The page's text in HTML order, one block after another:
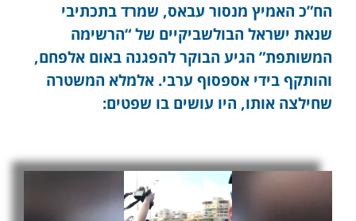
הח”כ האמיץ מנסור עבאס, שמרד בתכתיבי
שנאת ישראל הבולשביקיים של “הרשימה
המשותפת” הגיע הבוקר להפגנה באום אלפחם,
והותקף בידי אספסוף ערבי. אלמלא המשטרה
שחילצה אותו, היו עושים בו שפטים: